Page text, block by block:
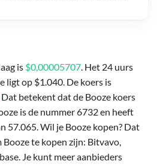
is $0,00005707. Het 24 uurs
ligt op $1.040. De koers is
Dat betekent dat de Booze koers
is de nummer 6732 en heeft
57.065. Wil je Booze kopen? Dat
Booze te kopen zijn: Bitvavo,
Je kunt meer aanbieders